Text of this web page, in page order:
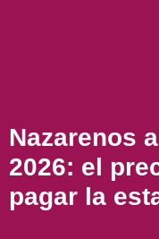
Nazarenos
2026: el
pagar la